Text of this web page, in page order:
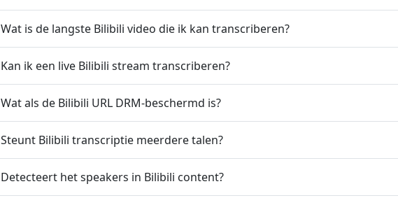
Wat is de langste Bilibili video die ik kan transcriberen?
Kan ik een live Bilibili stream transcriberen?
Wat als de Bilibili URL DRM-beschermd is?
Steunt Bilibili transcriptie meerdere talen?
Detecteert het speakers in Bilibili content?